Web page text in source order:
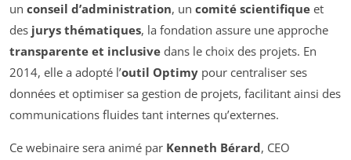
un conseil d’administration, un comité scientifique et
des jurys thématiques, la fondation assure une approche
transparente et inclusive dans le choix des projets. En
2014, elle a adopté l’outil Optimy pour centraliser ses
données et optimiser sa gestion de projets, facilitant ainsi des
communications fluides tant internes qu’externes.
Ce webinaire sera animé par Kenneth Bérard, CEO